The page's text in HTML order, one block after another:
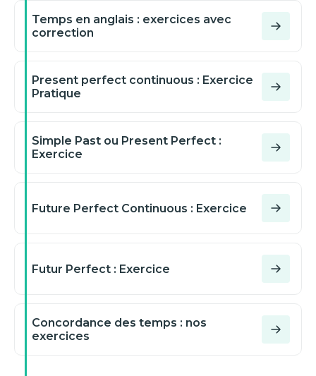
Temps en anglais : exercices avec
correction
Present perfect continuous : Exercice
Pratique
Simple Past ou Present Perfect :
Exercice
Future Perfect Continuous : Exercice
Futur Perfect : Exercice
Concordance des temps : nos
exercices